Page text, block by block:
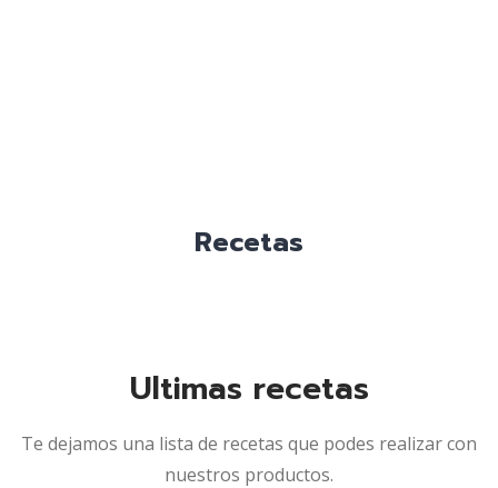
Recetas
Ultimas recetas
Te dejamos una lista de recetas que podes realizar con
nuestros productos.